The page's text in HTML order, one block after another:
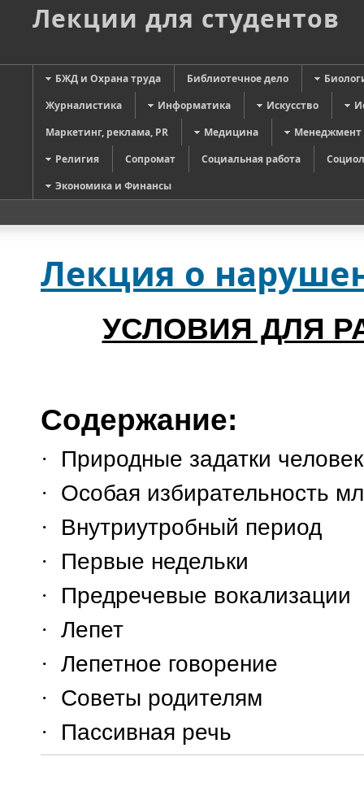
Лекции для студентов
БЖД и Охрана труда Библиотечное дело
Журналистика
Информатика Искусство
Маркетинг, реклама, PR
Медицина
Менеджмент
Религия
Сопромат Социальная работа
Экономика и Финансы
Лекция о
УСЛОВИЯ ДЛЯ
Содержание:
·
Природные задатки
·
Особая избирательность
·
Внутриутробный период
·
Первые недельки
·
Предречевые вокализации
· Лепет
· Лепетное говорение
·
Советы родителям
·
Пассивная речь